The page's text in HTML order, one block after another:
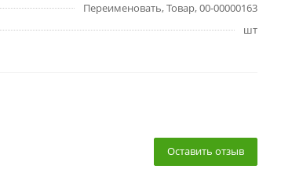
Переименовать, Товар, 00-00000163
шт
Оставить отзыв